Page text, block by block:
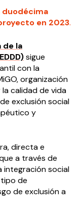
duodécima
en 2023.
de la
sigue
con la
organización
calidad de vida
exclusión social
y
directa e
a través de
integración social
de
de exclusión a